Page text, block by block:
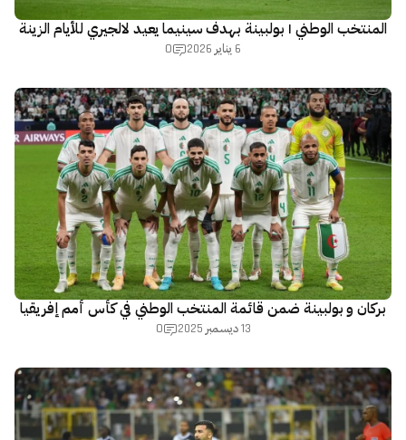
المنتخب الوطني | بولبينة بهدف سينيما يعيد لالجيري للأيام الزينة
6 يناير 2026 0
بركان و بولبينة ضمن قائمة المنتخب الوطني في كأس أمم إفريقيا
13 ديسمبر 2025 0